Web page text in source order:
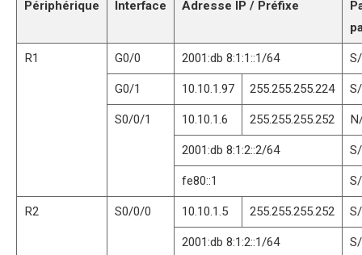
Périphérique Interface Adresse IP / Préfixe
R1 G0/0 2001:db 8:1:1::1/64
G0/1 10.10.1.97 255.255.255.224
S0/0/1 10.10.1.6 255.255.255.252
2001:db 8:1:2::2/64
fe80::1
R2 S0/0/0 10.10.1.5 255.255.255.252
2001:db 8:1:2::1/64